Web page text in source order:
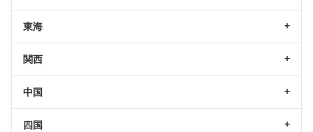
東海
関西
中国
四国